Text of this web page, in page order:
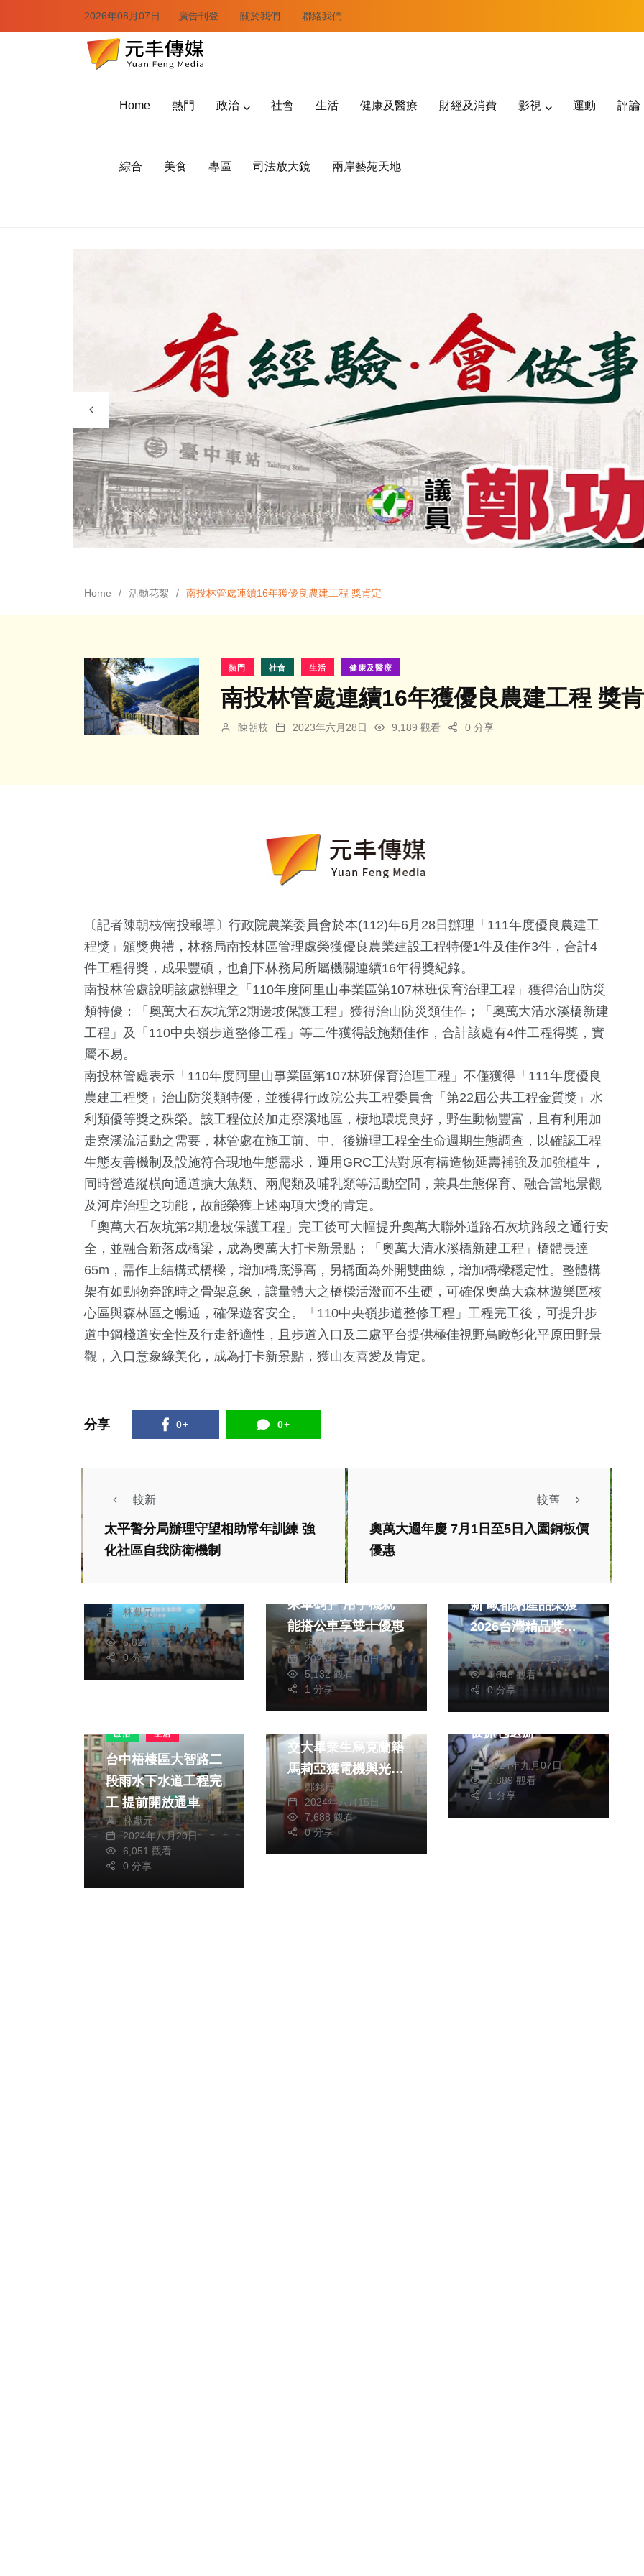
2026年08月07日 廣告刊登 關於我們 聯絡我們
Home 熱門 政治 社會 生活 健康及醫療 財經及消費 影視 運動 評論
綜合 美食 專區 司法放大鏡 兩岸藝苑天地
Home 活動花絮 南投林管處連續16年獲優良農建工程 獎肯定
熱門 社會 生活 健康及醫療
南投林管處連續16年獲優良農建工程 獎
陳朝枝 2023年六月28日 9,189 觀看 0 分享
〔記者陳朝枝∕南投報導〕行政院農業委員會於本(112)年6月28日辦理「111年度優良農建工
程獎」頒獎典禮，林務局南投林區管理處榮獲優良農業建設工程特優1件及佳作3件，合計4
件工程得獎，成果豐碩，也創下林務局所屬機關連續16年得獎紀錄。
南投林管處說明該處辦理之「110年度阿里山事業區第107林班保育治理工程」獲得治山防災
類特優；「奧萬大石灰坑第2期邊坡保護工程」獲得治山防災類佳作；「奧萬大清水溪橋新建
工程」及「110中央嶺步道整修工程」等二件獲得設施類佳作，合計該處有4件工程得獎，實
屬不易。
南投林管處表示「110年度阿里山事業區第107林班保育治理工程」不僅獲得「111年度優良
農建工程獎」治山防災類特優，並獲得行政院公共工程委員會「第22屆公共工程金質獎」水
利類優等獎之殊榮。該工程位於加走寮溪地區，棲地環境良好，野生動物豐富，且有利用加
走寮溪流活動之需要，林管處在施工前、中、後辦理工程全生命週期生態調查，以確認工程
生態友善機制及設施符合現地生態需求，運用GRC工法對原有構造物延壽補強及加強植生，
同時營造縱橫向通道擴大魚類、兩爬類及哺乳類等活動空間，兼具生態保育、融合當地景觀
及河岸治理之功能，故能榮獲上述兩項大獎的肯定。
「奧萬大石灰坑第2期邊坡保護工程」完工後可大幅提升奧萬大聯外道路石灰坑路段之通行安
全，並融合新落成橋梁，成為奧萬大打卡新景點；「奧萬大清水溪橋新建工程」橋體長達
65m，需作上結構式橋樑，增加橋底淨高，另橋面為外開雙曲線，增加橋樑穩定性。整體構
架有如動物奔跑時之骨架意象，讓量體大之橋樑活潑而不生硬，可確保奧萬大森林遊樂區核
心區與森林區之暢通，確保遊客安全。「110中央嶺步道整修工程」工程完工後，可提升步
道中鋼棧道安全性及行走舒適性，且步道入口及二處平台提供極佳視野鳥瞰彰化平原田野景
觀，入口意象綠美化，成為打卡新景點，獲山友喜愛及肯定。
分享 0+ 0+
較新
太平警分局辦理守望相助常年訓練 強
化社區自我防衛機制
較舊
奧萬大週年慶 7月1日至5日入園銅板價
優惠
政治 文教
台中綠美圖獻給市民
量開辦
林獻元
2025年五月10日
5,827 觀看
0 分享
生活
中市府推「市民限定
乘車碼」 用手機就
能搭公車享雙十優惠
張皓傑
2025年三月10日
5,132 觀看
1 分享
新 歐都納產品榮獲
2026台灣精品獎肯
定 張皓傑
2025年十一月27日
4,048 觀看
0 分享
政治 生活
台中梧棲區大智路二
段雨水下水道工程完
工 提前開放通車
林獻元
2024年八月20日
6,051 觀看
0 分享
交大畢業生烏克蘭籍
馬莉亞獲電機與光電
學位鄭銘德
2024年六月15日
7,688 觀看
0 分享
社會
男子二車共用一車牌
被抓包送辦
林獻元
2024年九月07日
5,889 觀看
1 分享
+
評論
14+
海峽論壇專區
+
兩岸藝苑天地
41+
兩岸道教文化交
流專區
276+
藝文
1192+
政治
376+
熱門
1772+
生活
182
旅遊 演唱會 綜合